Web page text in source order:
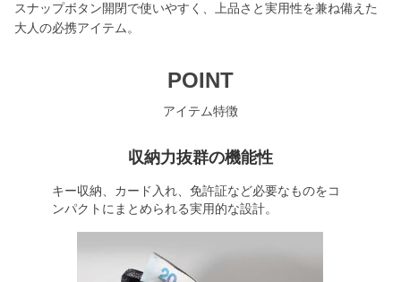
スナップボタン開閉で使いやすく、上品さと実用性を兼ね備えた
大人の必携アイテム。
POINT
アイテム特徴
収納力抜群の機能性
キー収納、カード入れ、免許証など必要なものをコ
ンパクトにまとめられる実用的な設計。